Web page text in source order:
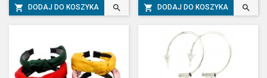
 DODAJ DO KOSZYKA   DODAJ DO KOSZYKA 